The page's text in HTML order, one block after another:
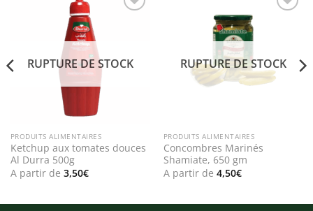
RUPTURE DE STOCK
PRODUITS ALIMENTAIRES
Ketchup aux tomates douces
Al Durra 500g
A partir de 3,50€
RUPTURE DE STOCK
PRODUITS ALIMENTAIRES
Concombres Marinés
Shamiate, 650 gm
A partir de 4,50€